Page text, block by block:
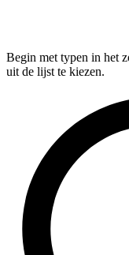
Begin met typen in het
uit de lijst te kiezen.